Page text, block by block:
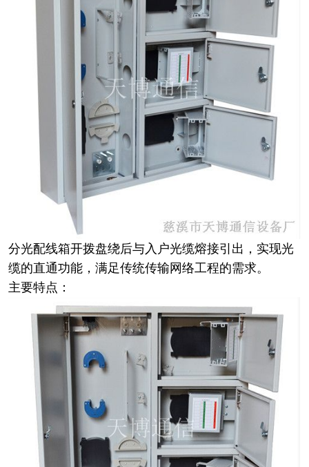
分光配线箱开拨盘绕后与入户光缆熔接引出，实现光
缆的直通功能，满足传统传输网络工程的需求。
主要特点：